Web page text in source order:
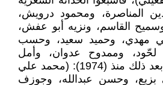
المناصرة، ومحمود درويش،
القاسم، ونزيه أبو عفش،
مهدي، وحميد سعيد، وحسب
لحّود، وممدوح عدوان، وأمل
دنقل)، وغيرهم. وظهر بعد ذلك منذ (1974): (محمد علي
وحسن عبدالله، وجوزف